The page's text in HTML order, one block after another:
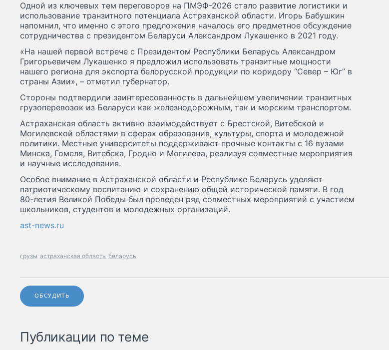
Одной из ключевых тем переговоров на ПМЭФ-2026 стало развитие логистики и
использование транзитного потенциала Астраханской области. Игорь Бабушкин
напомнил, что именно с этого предложения началось его предметное обсуждение
сотрудничества с президентом Беларуси Александром Лукашенко в 2021 году.
«На нашей первой встрече с Президентом Республики Беларусь Александром
Григорьевичем Лукашенко я предложил использовать транзитные мощности
нашего региона для экспорта белорусской продукции по коридору “Север – Юг” в
страны Азии», – отметил губернатор.
Стороны подтвердили заинтересованность в дальнейшем увеличении транзитных
грузоперевозок из Беларуси как железнодорожным, так и морским транспортом.
Астраханская область активно взаимодействует с Брестской, Витебской и
Могилевской областями в сферах образования, культуры, спорта и молодежной
политики. Местные университеты поддерживают прочные контакты с 16 вузами
Минска, Гомеля, Витебска, Гродно и Могилева, реализуя совместные мероприятия
и научные исследования.
Особое внимание в Астраханской области и Республике Беларусь уделяют
патриотическому воспитанию и сохранению общей исторической памяти. В год
80-летия Великой Победы был проведен ряд совместных мероприятий с участием
школьников, студентов и молодежных организаций.
ast-news.ru
грузы астраханская область беларусь
ОБСУДИТЬ
Публикации по теме